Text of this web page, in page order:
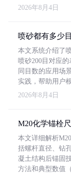
2026年8月4日
喷砂都有多少目
本文系统介绍了
喷砂200目对应
同目数的应用场
实践，帮助用户
2026年8月4日
M20化学锚栓
本文详细解析
括螺杆直径、钻
凝土结构后锚固
方法和典型数值